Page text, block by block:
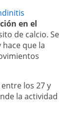
en el
de calcio. Se
que la
los 27 y
la actividad